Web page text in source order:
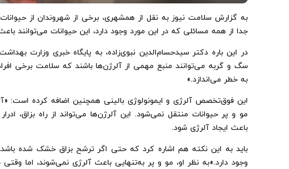
به گزارش سلامت نیوز به نقل از همشهری، برخی از شهروندان از
جدا از همه مسائلی که در این مورد وجود دارد، این حیوانات می‌توانند
در این ‌باره دکتر سیدحسام‌الدین نبوی‌زاده، به پایگاه خبری وزارت
سگ و گربه می‌توانند منبع مهمی از آلرژن‌ها باشند که سلامت برخی
به خطر می‌اندازد.» ‌
این فوق‌تخصص آلرژی و ایمونولوژی بالینی همچنین اضافه کرده است:
مو و پر حیوانات منتقل نمی‌شود. این آلرژن‌ها می‌تواند از راه بزاق،
باعث ایجاد آلرژی شود.
باید به این نکته هم اشاره کرد که حتی اگر ترشح بزاق خشک شده
وجود دارد.»‌به نظر او، مو و پر به‌تنهایی باعث آلرژی نمی‌شوند، اما